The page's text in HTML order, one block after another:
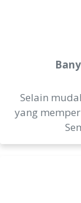
Selain
yang